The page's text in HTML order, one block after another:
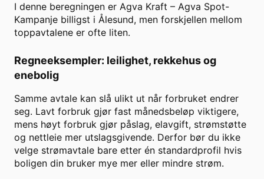
I denne beregningen er Agva Kraft – Agva Spot-
Kampanje billigst i Ålesund, men forskjellen mellom
toppavtalene er ofte liten.
Regneeksempler: leilighet, rekkehus og
enebolig
Samme avtale kan slå ulikt ut når forbruket endrer
seg. Lavt forbruk gjør fast månedsbeløp viktigere,
mens høyt forbruk gjør påslag, elavgift, strømstøtte
og nettleie mer utslagsgivende. Derfor bør du ikke
velge strømavtale bare etter én standardprofil hvis
boligen din bruker mye mer eller mindre strøm.